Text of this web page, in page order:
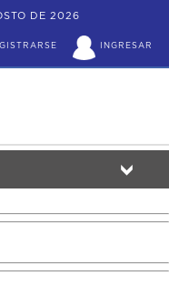
DE 2026
INGRESAR